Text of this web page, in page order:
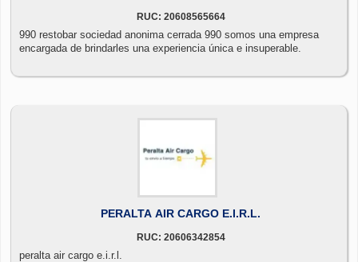
RUC: 20608565664
990 restobar sociedad anonima cerrada 990 somos una empresa
encargada de brindarles una experiencia única e insuperable.
PERALTA AIR CARGO E.I.R.L.
RUC: 20606342854
peralta air cargo e.i.r.l.